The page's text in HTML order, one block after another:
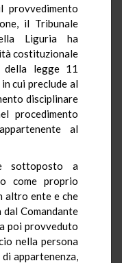
provvedimento
il Tribunale
Liguria ha
costituzionale
della legge 11
cui preclude al
disciplinare
procedimento
al
sottoposto a
come proprio
altro ente e che
Comandante
poi provveduto
nella persona
appartenenza,